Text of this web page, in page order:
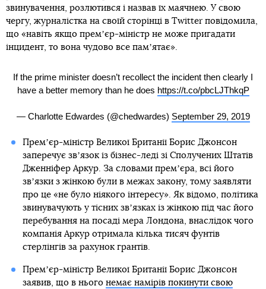
звинувачення, розлютився і назвав їх маячнею. У свою
чергу, журналістка на своїй сторінці в Twitter повідомила,
що «навіть якщо премʼєр-міністр не може пригадати
інцидент, то вона чудово все памʼятає».
If the prime minister doesn’t recollect the incident then clearly I
have a better memory than he does https://t.co/pbcLJThkqP
— Charlotte Edwardes (@chedwardes) September 29, 2019
Премʼєр-міністр Великої Британії Борис Джонсон
заперечує звʼязок із бізнес-леді зі Сполучених Штатів
Дженніфер Аркур. За словами премʼєра, всі його
звʼязки з жінкою були в межах закону, тому заявляти
про це «не було ніякого інтересу». Як відомо, політика
звинувачують у тісних звʼязках із жінкою під час його
перебування на посаді мера Лондона, внаслідок чого
компанія Аркур отримала кілька тисяч фунтів
стерлінгів за рахунок грантів.
Премʼєр-міністр Великої Британії Борис Джонсон
заявив, що в нього немає намірів покинути свою